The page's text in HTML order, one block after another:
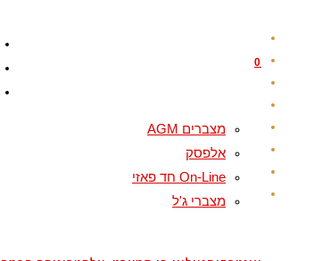
0
מצברים AGM
אלפסק
On-Line חד פאזי
מצברי ג'ל